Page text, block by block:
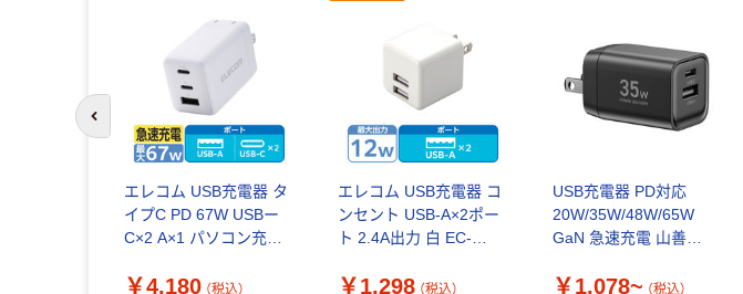
エレコム USB充電器 タ
イプC PD 67W USBー
C×2 A×1 パソコン充電
￥4,180 （税込）
エレコム USB充電器 コ
ンセント USB-A×2ポー
ト 2.4A出力 白 EC-
￥1,298 （税込）
USB充電器 PD対応
20W/35W/48W/65W
GaN 急速充電 山善
￥1,078~ （税込）
前のスライドへ